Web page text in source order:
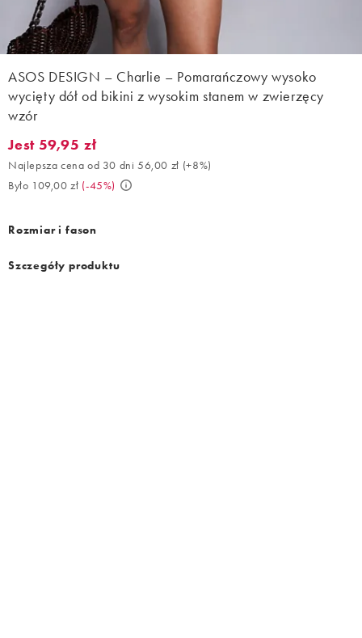
ASOS DESIGN – Charlie – Pomarańczowy wysoko
wycięty dół od bikini z wysokim stanem w zwierzęcy
wzór
Jest 59,95 zł. Najlepsza cena od 30 dni 56,00 zł (+8%). Było
Jest 59,95 zł
Najlepsza cena od 30 dni 56,00 zł (+8%)
Było 109,00 zł (-45%)
Rozmiar i fason
Szczegóły produktu